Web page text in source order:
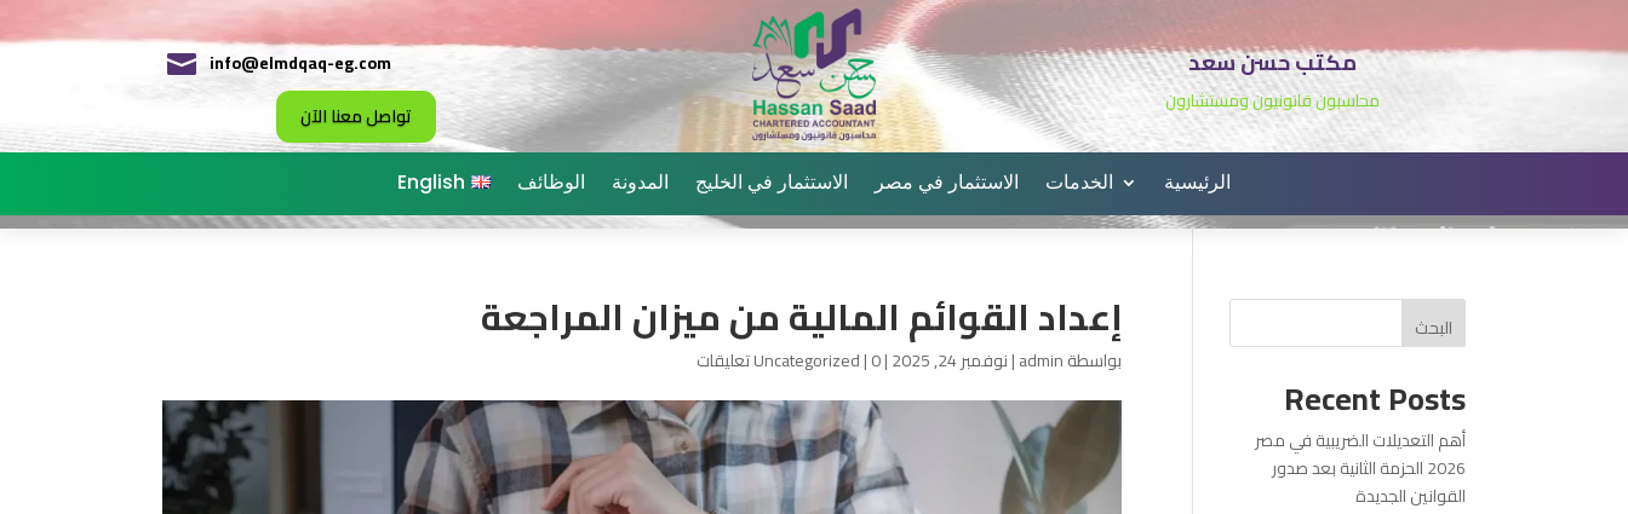
 info@elmdqaq-eg.com
تواصل معنا الآن
مكتب حسن سعد
محاسبون قانونيون ومستشارون
الرئيسية الخدمات الاستثمار في مصر الاستثمار في الخليج المدونة الوظائف English
إعداد القوائم المالية من ميزان المراجعة
بواسطةadmin
|نوفمبر 24, 2025 |
Uncategorized|0 تعليقات
البحث
Recent Posts
أهم التعديلات الضريبية في مصر
2026 الحزمة الثانية بعد صدور
القوانين الجديدة